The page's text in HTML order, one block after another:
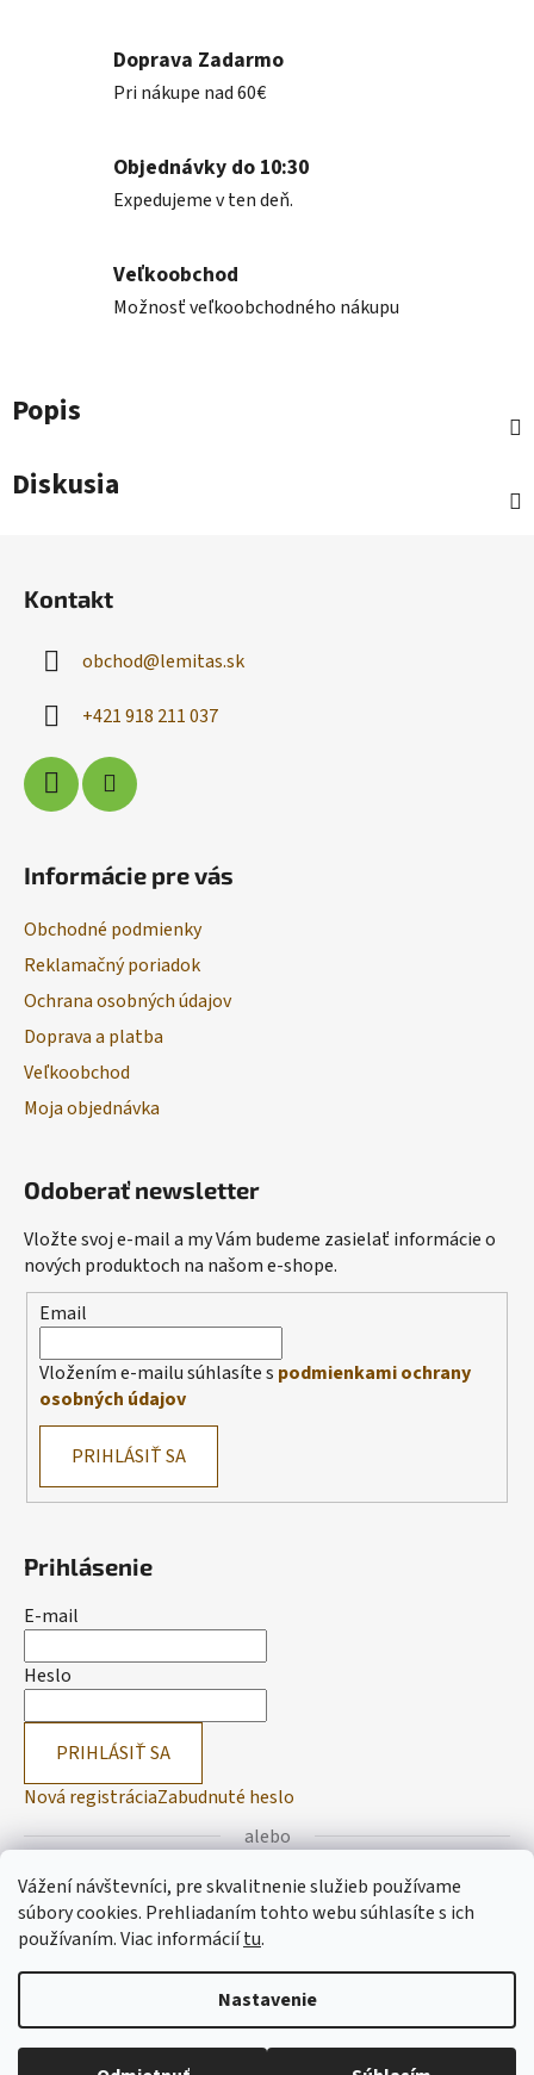
Vážení návštevníci, pre skvalitnenie služieb používame
súbory cookies. Prehliadaním tohto webu súhlasíte s ich
používaním.Viac informáciítu.
Nastavenie
Doprava Zadarmo
Pri nákupe nad 60€
Objednávky do 10:30
Expedujeme v ten deň.
Veľkoobchod
Možnosť veľkoobchodného nákupu
Popis
Diskusia
Kontakt
obchod@lemitas.sk
+421 918 211 037
Informácie pre vás
Obchodné podmienky
Reklamačný poriadok
Ochrana osobných údajov
Doprava a platba
Veľkoobchod
Moja objednávka
Odoberať newsletter
Vložte svoj e-mail a my Vám budeme zasielať informácie o
nových produktoch na našom e-shope.
Email
Vložením e-mailu súhlasíte s podmienkami ochrany
osobných údajov
PRIHLÁSIŤ SA
Prihlásenie
E-mail
Heslo
PRIHLÁSIŤ SA
Nová registráciaZabudnuté heslo
alebo
Prihlásiť sa cez Facebook
Prihlásiť sa cez Google
Vytvoril Shoptet